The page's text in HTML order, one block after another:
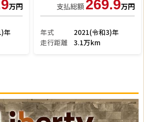
万円 支払総額103.9万円
年式
2015(平成27)年
走行距離
8.3万km